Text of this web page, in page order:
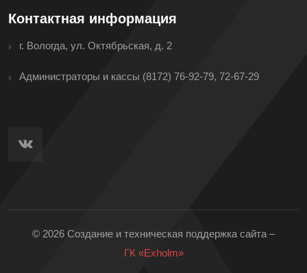
Контактная информация
г. Вологда, ул. Октябрьская, д. 2
Администраторы и кассы (8172) 76-92-79, 72-67-29
© 2026 Создание и техническая поддержка сайта –
ГК «Exholm»